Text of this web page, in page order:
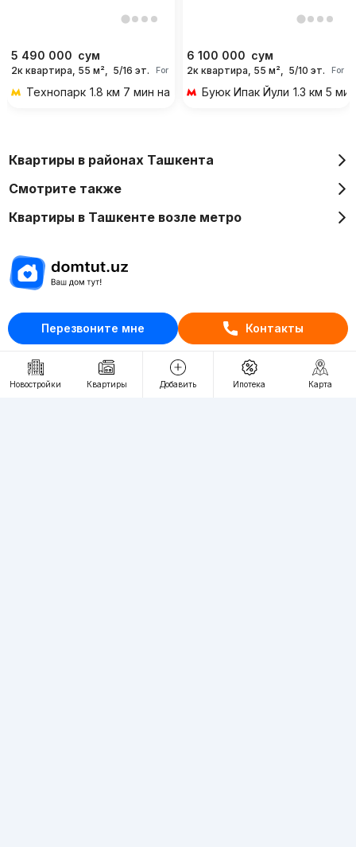
Перезвоните мне Контакты
5 490 000 сум
2к квартира, 55 м², 5/16 эт. For days
Технопарк 1.8 км 7 мин на транспорте
6 100 000 сум
2к квартира, 55 м², 5/10 эт. For
Буюк Ипак Йули 1.3 км 5
Новостройки Квартиры Добавить Ипотека Карта
Квартиры в районах Ташкента
Смотрите также
Квартиры в Ташкенте возле метро
Отдел рекламы
+998 (78) 113-20-86
+998 (93) 390-30-10
Пн-Пт. С 9:30 до 18:00